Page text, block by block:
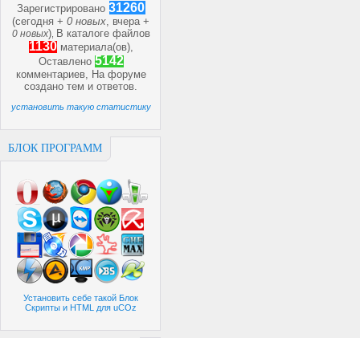
Зарегистрировано 31260
(сегодня +0 новых, вчера +
0 новых) В каталоге файлов
1130 материала(ов),
Оставлено 5142
комментариев, На форуме
созданотем иответов.
установить такую статистику
БЛОК ПРОГРАММ
Установить себе такой Блок
Скрипты и HTML для uCOz